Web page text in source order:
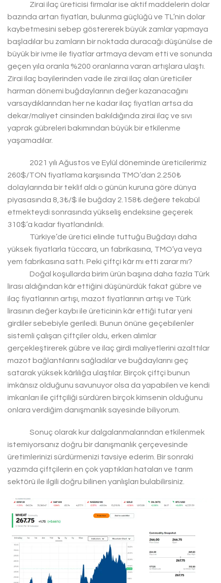
Zirai ilaç üreticisi firmalar ise aktif maddelerin dolar
bazında artan fiyatları, bulunma güçlüğü ve TL’nin dolar
kaybetmesini sebep göstererek büyük zamlar yapmaya
başladılar bu zamların bir noktada duracağı düşünülse de
büyük bir ivme ile fiyatlar artmaya devam etti ve sonunda
geçen yıla oranla %200 oranlarına varan artışlara ulaştı.
Zirai ilaç bayilerinden vade ile zirai ilaç alan üreticiler
harman dönemi buğdaylarının değer kazanacağını
varsaydıklarından her ne kadar ilaç fiyatları artsa da
dekar/maliyet cinsinden bakıldığında zirai ilaç ve sıvı
yaprak gübreleri bakımından büyük bir etkilenme
yaşamadılar.
2021 yılı Ağustos ve Eylül döneminde üreticilerimiz
260$/TON fiyatlama karşısında TMO’dan 2.250₺
dolaylarında bir teklif aldı o günün kuruna göre dünya
piyasasında 8,3₺/$ ile buğday 2.158₺ değere tekabül
etmekteydi sonrasında yükseliş endeksine geçerek
310$’a kadar fiyatlandırıldı.
Türkiye’de üretici elinde tuttuğu Buğdayı daha
yüksek fiyatlarla tüccara, un fabrikasına, TMO’ya veya
yem fabrikasına sattı. Peki çiftçi kâr mı etti zarar mı?
Doğal koşullarda birim ürün başına daha fazla Türk
lirası aldığından kâr ettiğini düşünürdük fakat gübre ve
ilaç fiyatlarının artışı, mazot fiyatlarının artışı ve Türk
lirasının değer kaybı ile üreticinin kâr ettiği tutar yeni
girdiler sebebiyle geriledi. Bunun önüne geçebilenler
sistemli çalışan çiftçiler oldu, erken alımlar
gerçekleştirerek gübre ve ilaç girdi maliyetlerini azalttılar
mazot bağlantılarını sağladılar ve buğdaylarını geç
satarak yüksek kârlılığa ulaştılar. Birçok çiftçi bunun
imkânsız olduğunu savunuyor olsa da yapabilen ve kendi
imkanları ile çiftçiliği sürdüren birçok kimsenin olduğunu
onlara verdiğim danışmanlık sayesinde biliyorum.
Sonuç olarak kur dalgalanmalarından etkilenmek
istemiyorsanız doğru bir danışmanlık çerçevesinde
üretimlerinizi sürdürmenizi tavsiye ederim. Bir sonraki
yazımda çiftçilerin en çok yaptıkları hataları ve tarım
sektörü ile ilgili doğru bilinen yanlışları bulabilirsiniz.